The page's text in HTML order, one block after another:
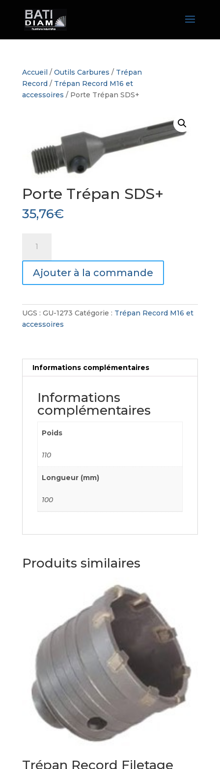
Accueil / Outils Carbures / Trépan
Record/ Trépan Record M16 et
accessoires / Porte Trépan SDS+
Porte Trépan SDS+
35,76€
Porte
Trépan
SDS+
Ajouter à la commande
UGS : GU-1273 Catégorie : Trépan Record M16 et
accessoires
Informations complémentaires
Informations
complémentaires
Poids
110
Longueur (mm)
100
Produits similaires
Trépan Record Filetage